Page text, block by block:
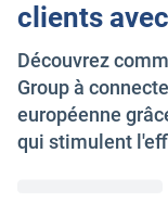
clients
Découvrez
Group à
européenne
qui stimulent